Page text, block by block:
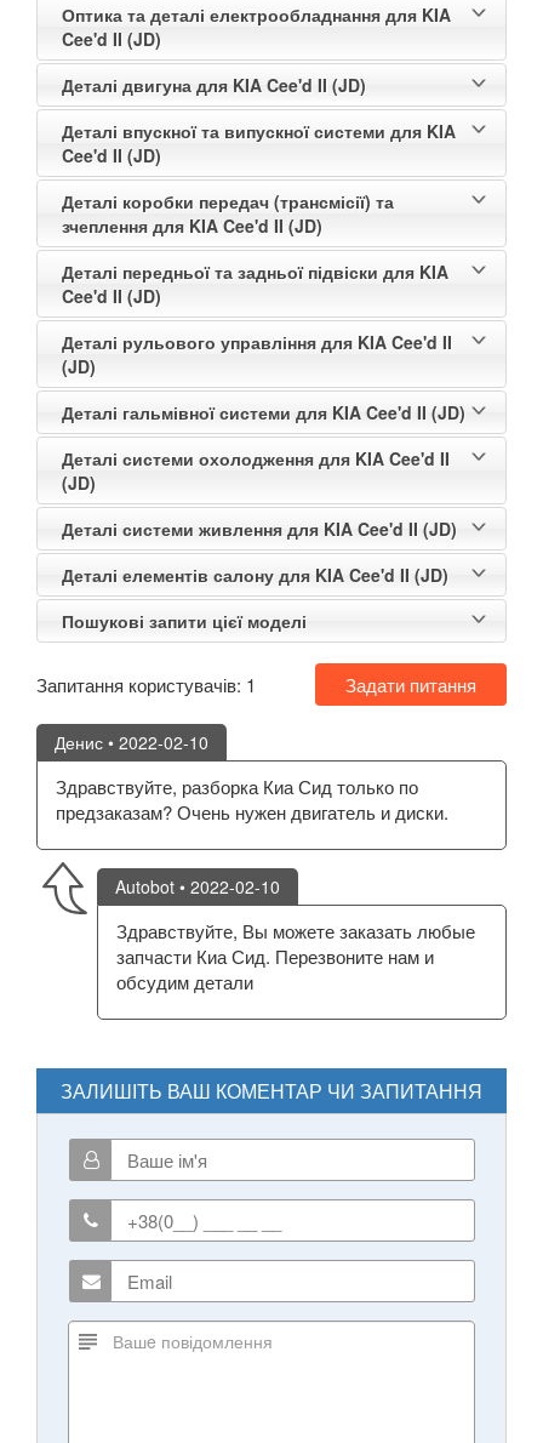
Оптика та деталі електрообладнання для KIA
Cee'd II (JD)
Деталі двигуна для KIA Cee'd II (JD)
Деталі впускної та випускної системи для KIA
Cee'd II (JD)
Деталі коробки передач (трансмісії) та
зчеплення для KIA Cee'd II (JD)
Деталі передньої та задньої підвіски для KIA
Cee'd II (JD)
Деталі рульового управління для KIA Cee'd II
(JD)
Деталі гальмівної системи для KIA Cee'd II (JD)
Деталі системи охолодження для KIA Cee'd II
(JD)
Деталі системи живлення для KIA Cee'd II (JD)
Деталі елементів салону для KIA Cee'd II (JD)
Пошукові запити цієї моделі
Запитання користувачів: 1 Задати питання
Денис • 2022-02-10
Здравствуйте, разборка Киа Сид только по
предзаказам? Очень нужен двигатель и диски.
Autobot • 2022-02-10
Здравствуйте, Вы можете заказать любые
запчасти Киа Сид. Перезвоните нам и
обсудим детали
ЗАЛИШІТЬ ВАШ КОМЕНТАР ЧИ ЗАПИТАННЯ